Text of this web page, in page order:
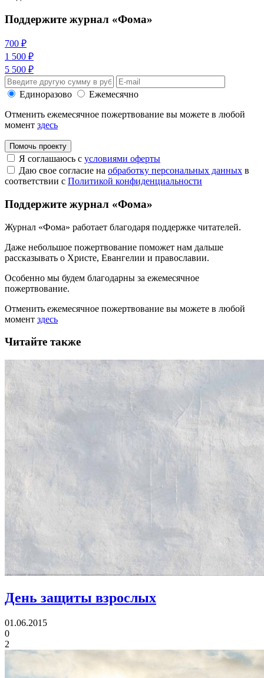
Поддержите журнал «Фома»
700 ₽
1 500 ₽
5 500 ₽
Единоразово
Ежемесячно
Отменить ежемесячное пожертвование вы можете в любой
момент здесь
Помочь проекту
Я соглашаюсь с условиями оферты
Даю свое согласие на обработку персональных данных в
соответствии с Политикой конфиденциальности
Поддержите журнал «Фома»
Журнал «Фома» работает благодаря поддержке читателей.
Даже небольшое пожертвование поможет нам дальше
рассказывать о Христе, Евангелии и православии.
Особенно мы будем благодарны за ежемесячное
пожертвование.
Отменить ежемесячное пожертвование вы можете в любой
момент здесь
Читайте также
День защиты взрослых
01.06.2015
0
2